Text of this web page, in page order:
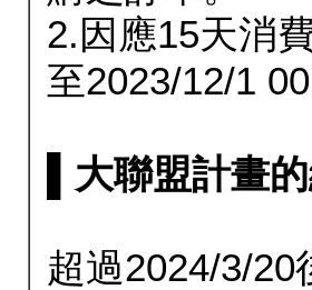
2.因應15天消
至2023/12/1
▌大聯盟計畫
超過2024/3/